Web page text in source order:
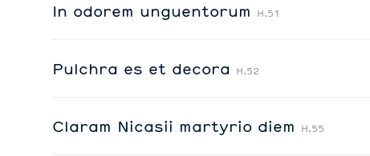
In odorem unguentorum H.51
Pulchra es et decora H.52
Claram Nicasii martyrio diem H.55